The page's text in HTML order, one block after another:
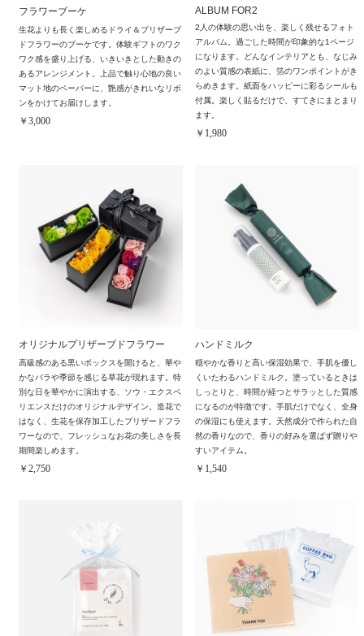
フラワーブーケ
生花よりも長く楽しめるドライ＆プリザーブ
ドフラワーのブーケです。体験ギフトのワク
ワク感を盛り上げる、いきいきとした動きの
あるアレンジメント。上品で触り心地の良い
マット地のペーパーに、艶感がきれいなリボ
ンをかけてお届けします。
￥3,000
ALBUM FOR2
2人の体験の思い出を、楽しく残せるフォト
アルバム。過ごした時間が印象的な1ページ
になります。どんなインテリアとも、なじみ
のよい質感の表紙に、箔のワンポイントがき
らめきます。紙面をハッピーに彩るシールも
付属。楽しく貼るだけで、すてきにまとまり
ます。
￥1,980
オリジナルプリザーブドフラワー
高級感のある黒いボックスを開けると、華や
かなバラや季節を感じる草花が現れます。特
別な日を華やかに演出する、ソウ・エクスペ
リエンスだけのオリジナルデザイン。造花で
はなく、生花を保存加工したプリザードフラ
ワーなので、フレッシュなお花の美しさを長
期間楽しめます。
￥2,750
ハンドミルク
穏やかな香りと高い保湿効果で、手肌を優し
くいたわるハンドミルク。塗っているときは
しっとりと、時間が経つとサラッとした質感
になるのが特徴です。手肌だけでなく、全身
の保湿にも使えます。天然成分で作られた自
然の香りなので、香りの好みを選ばず贈りや
すいアイテム。
￥1,540